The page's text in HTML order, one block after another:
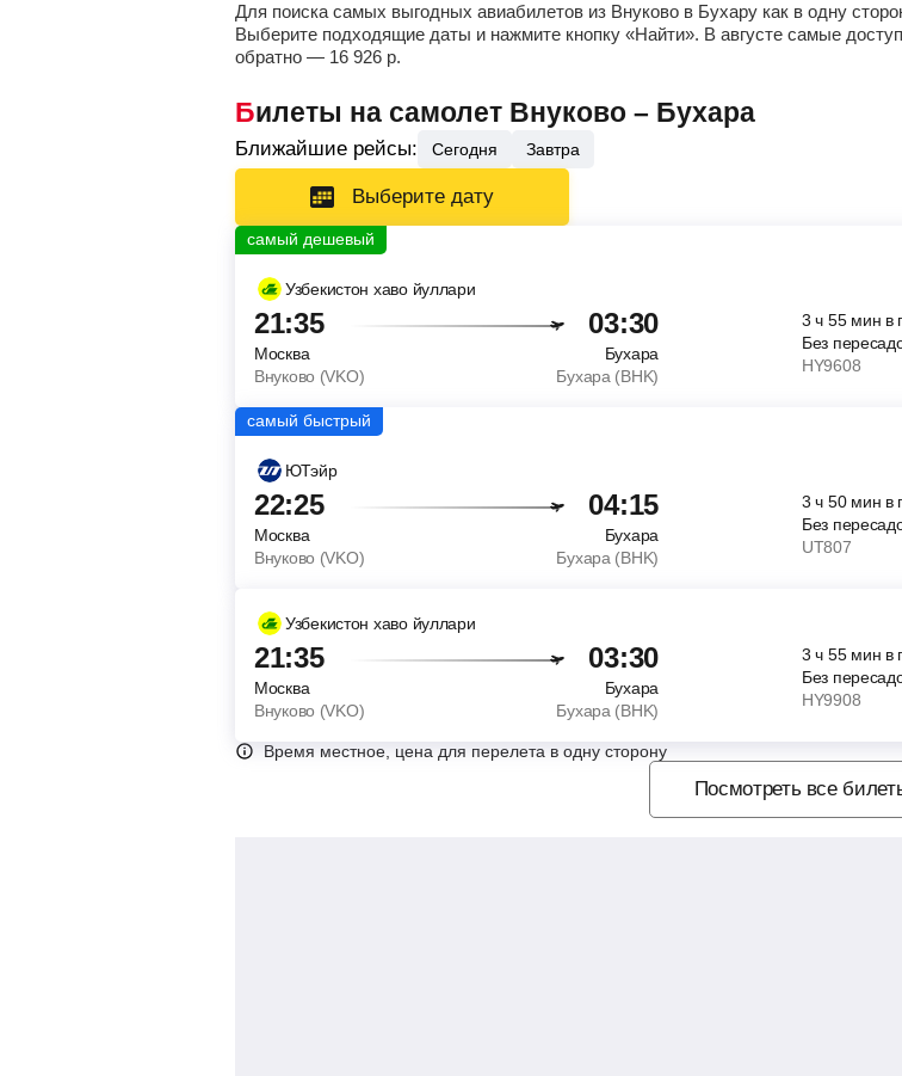
Для поиска самых выгодных авиабилетов из Внуково в Бухару как в одну
Выберите подходящие даты и нажмите кнопку «Найти». В августе самые
обратно — 16 926 р.
Билеты на самолет Внуково – Бухара
Ближайшие рейсы: Сегодня Завтра
Выберите дату
Узбекистон хаво йуллари
21:35 03:30
Москва
Бухара
Внуково (VKO)
Бухара (BHK)
3ч 55 мин в
Без
HY9608
ЮТэйр
22:25 04:15
Москва
Бухара
Внуково (VKO)
Бухара (BHK)
3ч 50 мин в
Без
UT807
Узбекистон хаво йуллари
21:35 03:30
Москва
Бухара
Внуково (VKO)
Бухара (BHK)
3ч 55 мин в
Без
HY9908
Время местное, цена для перелета в одну сторону
Посмотреть все